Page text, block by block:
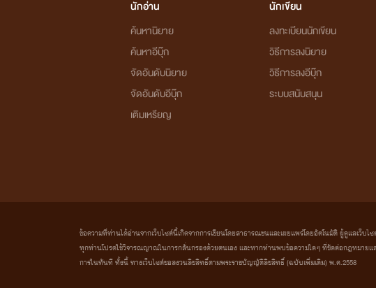
นักอ่าน
ค้นหานิยาย
ค้นหาอีบุ๊ก
จัดอันดับนิยาย
จัดอันดับอีบุ๊ก
เติมเหรียญ
นักเขียน
ลงทะเบียนนักเขียน
วิธีการลงนิยาย
วิธีการลงอีบุ๊ก
ระบบสนับสนุน
ข้อความที่ท่านได้อ่านจากเว็บไซต์นี้เกิดจากการเขียนโดยสาธารณชนและเผยแพร่โดยอัตโนมัติ ผู้ดูแลเว็
ทุกท่านโปรดใช้วิจารณญาณในการกลั่นกรองด้วยตนเอง และหากท่านพบข้อความใดๆ ที่ขัดต่อกฎหมายแ
การในทันที ทั้งนี้ ทางเว็บไซต์ขอสงวนลิขสิทธิ์ตามพระราชบัญญัติลิขสิทธิ์ (ฉบับเพิ่มเติม) พ.ศ.2558